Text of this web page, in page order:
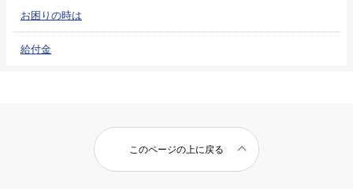
お困りの時は
給付金
このページの上に戻る